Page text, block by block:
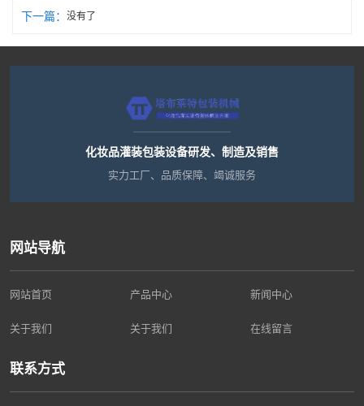
下一篇： 没有了
化妆品灌装包装设备研发、制造及销售
实力工厂、品质保障、竭诚服务
网站导航
网站首页 产品中心 新闻中心
关于我们 关于我们 在线留言
联系方式